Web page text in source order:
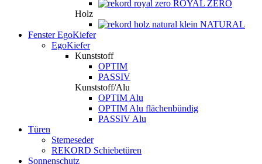
ROYAL ZERO
Holz
NATURAL
Fenster EgoKiefer
EgoKiefer
Kunststoff
OPTIM
PASSIV
Kunststoff/Alu
OPTIM Alu
OPTIM Alu flächenbündig
PASSIV Alu
Türen
Stemeseder
REKORD Schiebetüren
Sonnenschutz